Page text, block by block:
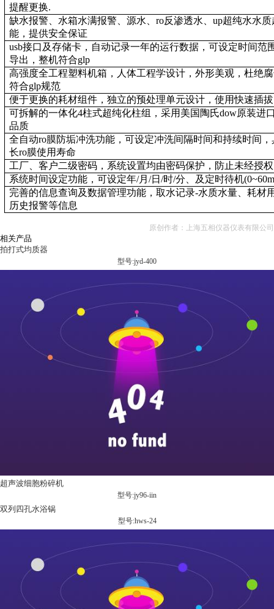
提醒更换.
缺水报警、水箱水满报警、源水、ro反渗透水、up超纯水水
能，提供安全保证
usb接口及存储卡，自动记录一年的运行数据，可设定时间范
导出，整机符合glp
高强度全工程塑料机箱，人体工程学设计，外形美观，杜绝
符合glp规范
便于更换的耗材组件，独立的预处理单元设计，使用快速插
可拆解的一体化4柱式超纯化柱组，采用美国陶氏dow原装进
品质
全自动ro膜防垢冲洗功能，可设定冲洗间隔时间和持续时间
长ro膜使用寿命
工厂、客户二级密码，系统设置均由密码保护，防止未经授
系统时间设定功能，可设定年/月/日/时/分、及定时待机
完善的信息查询及数据管理功能，取水记录-水质水量、耗材
历史报警等信息
原创作者：上海五相仪器仪表有限公司
相关产品
拍打式均质器
型号:jyd-400
超声波细胞粉碎机
型号:jy96-iin
双列四孔水浴锅
型号:hws-24